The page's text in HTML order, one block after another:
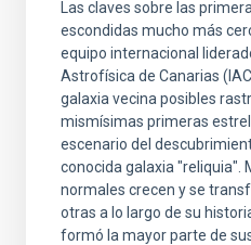
Las claves sobre las
escondidas mucho más
equipo internacional
Astrofísica de Canarias
galaxia vecina posibles
mismísimas primeras
escenario del
conocida galaxia "reliquia".
normales crecen y se
otras a lo largo de su
formó la mayor parte de